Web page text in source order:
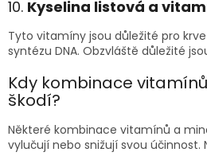
10. Kyselina listová a
Tyto vitamíny jsou důležité pro
syntézu DNA. Obzvláště důležité
Kdy kombinace
škodí?
Některé kombinace vitamínů a
vylučují nebo snižují svou účinnost.